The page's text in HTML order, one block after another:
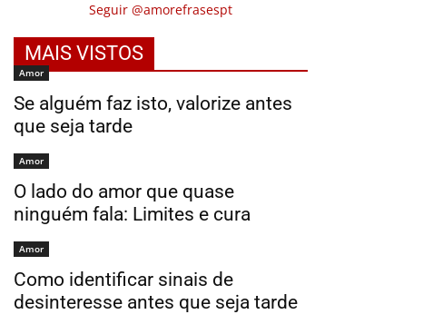
Seguir @amorefrasespt
MAIS VISTOS
Amor
Se alguém faz isto, valorize antes
que seja tarde
Amor
O lado do amor que quase
ninguém fala: Limites e cura
Amor
Como identificar sinais de
desinteresse antes que seja tarde